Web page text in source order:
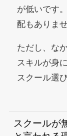
が低いです
配もありませ
ただし、な
スキルが身
スクール選
スクールが